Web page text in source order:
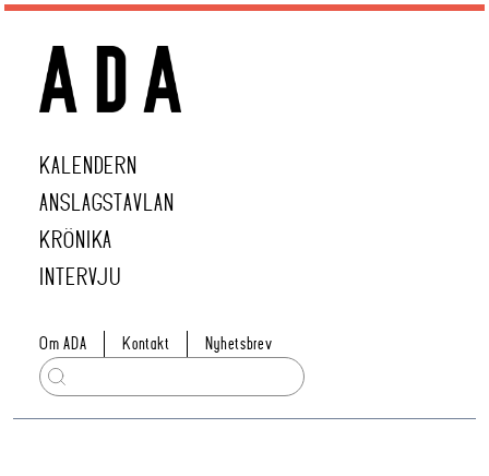
KALENDERN
ANSLAGSTAVLAN
KRÖNIKA
INTERVJU
Om ADA Kontakt Nyhetsbrev